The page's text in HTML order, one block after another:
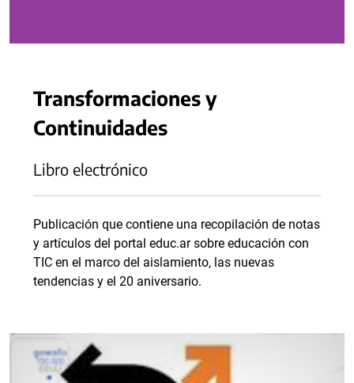
Transformaciones y
Continuidades
Libro electrónico
Publicación que contiene una recopilación de notas
y artículos del portal educ.ar sobre educación con
TIC en el marco del aislamiento, las nuevas
tendencias y el 20 aniversario.